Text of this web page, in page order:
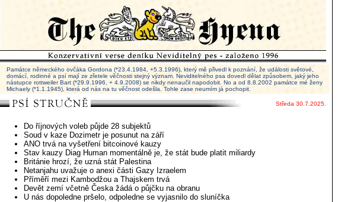
Památce německého ovčáka Gordona (*23.4.1984, +5.3.1996), který mě přivedl k poznání, že události světové,
domácí, rodinné a psí mají ze zřetele věčnosti stejný význam. Neviditelného psa dovedl dělat způsobem, jaký jeho
nástupce rottweiler Bart (*29.9.1996, + 4.9.2008) se nikdy nenaučil napodobit. No a od 8.8.2002 památce mé ženy
Michaely (*1.1.1945), která od nás na tu věčnost odešla. Tohle zase neumím já pochopit.
Středa 30.7.2025.
Do říjnových voleb půjde 28 subjektů
Soud v kaze Dozimetr je posunut na září
ANO trvá na vyšetření bitcoinové kauzy
Stav kauzy Diag Human momentálně je, že stát bude platit miliardy
Británie hrozí, že uzná stát Palestina
Netanjahu uvažuje o anexi části Gazy Izraelem
Příměří mezi Kambodžou a Thajskem trvá
Devět zemí včetně Česka žádá o půjčku na obranu
U nás dopoledne pršelo, odpoledne se vyjasnilo do sluníčka